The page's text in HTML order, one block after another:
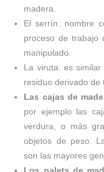
madera.
El serrín: nombre
proceso de
manipulado.
La viruta: es
residuo derivado de
Las cajas de
por ejemplo las
verdura, o más
objetos de peso.
son las mayores